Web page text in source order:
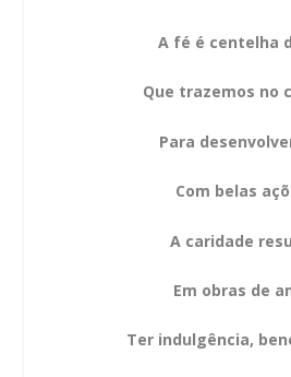
A fé é centelha
Que trazemos no
Para
Com belas
A caridade
Em obras de
Ter indulgência,